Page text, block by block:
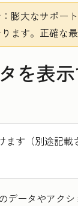
：膨大なサポー
ます。 正確な
を表
ます（別途記載
データやアク